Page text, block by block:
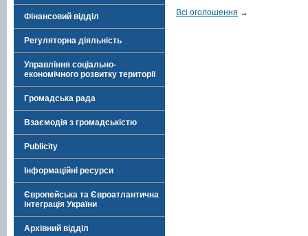
Фінансовий відділ
Регуляторна діяльність
Управління соціально-
економічного розвитку території
Громадська рада
Взаємодія з громадськістю
Publicity
Інформаційні ресурси
Європейська та Євроатлантична
інтеграція України
Архівний відділ
Всі оголошення →